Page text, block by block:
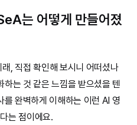
는 어떻게 만들어졌
, 직접 확인해 보시니 어떠셨나
는 것 같은 느낌을 받으셨을 텐
완벽하게 이해하는 이런 AI 영
는 점이에요.